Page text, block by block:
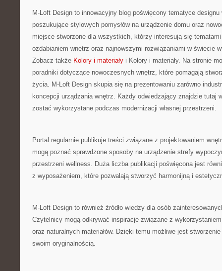
M-Loft Design to innowacyjny blog poświęcony tematyce
poszukujące stylowych pomysłów na urządzenie domu oraz
miejsce stworzone dla wszystkich, którzy interesują się
ozdabianiem wnętrz oraz najnowszymi rozwiązaniami w świecie
Zobacz także Kolory i materiały i Kolory i materiały. Na stronie
poradniki dotyczące nowoczesnych wnętrz, które pomagają
życia. M-Loft Design skupia się na prezentowaniu zarówno
koncepcji urządzania wnętrz. Każdy odwiedzający znajdzie tutaj
zostać wykorzystane podczas modernizacji własnej przestrzeni.
Portal regularnie publikuje treści związane z projektowaniem
mogą poznać sprawdzone sposoby na urządzenie strefy
przestrzeni wellness. Duża liczba publikacji poświęcona jest
z wyposażeniem, które pozwalają stworzyć harmonijną i
M-Loft Design to również źródło wiedzy dla osób
Czytelnicy mogą odkrywać inspiracje związane z
oraz naturalnych materiałów. Dzięki temu możliwe jest
swoim oryginalnością.